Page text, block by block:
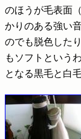
のほうが毛表面
かりのある強い
のでも脱色した
もソフトという
となる黒毛と白